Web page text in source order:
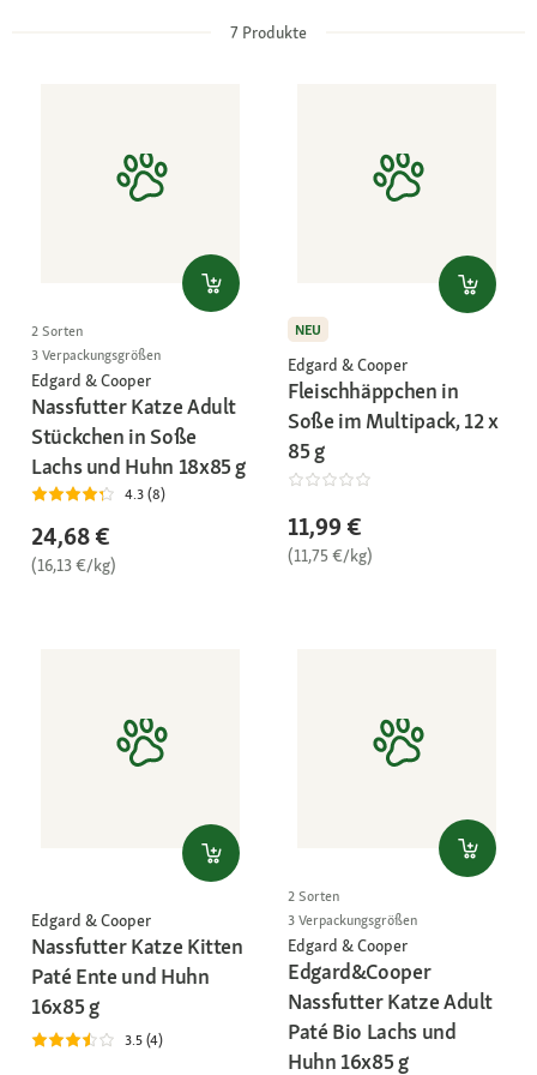
7 Produkte
2 Sorten
3 Verpackungsgrößen
Edgard & Cooper
Nassfutter Katze Adult
Stückchen in Soße
Lachs und Huhn 18x85 g
4.3 (8)
24,68 €
(16,13 €/kg)
NEU
Edgard & Cooper
Fleischhäppchen in
Soße im Multipack, 12 x
85 g
11,99 €
(11,75 €/kg)
Edgard & Cooper
Nassfutter Katze Kitten
Paté Ente und Huhn
16x85 g
3.5 (4)
2 Sorten
3 Verpackungsgrößen
Edgard & Cooper
Edgard&Cooper
Nassfutter Katze Adult
Paté Bio Lachs und
Huhn 16x85 g